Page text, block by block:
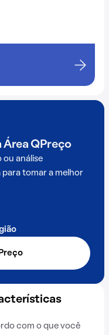
Área QPreço
ou análise
tomar a melhor
com o que você